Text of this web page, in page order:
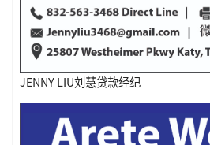
JENNY LIU刘慧贷款经纪